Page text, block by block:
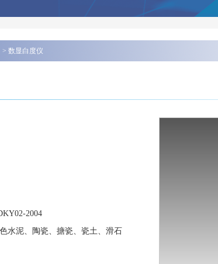
> 数显白度仪
2004
水泥、陶瓷、搪瓷、瓷土、滑石